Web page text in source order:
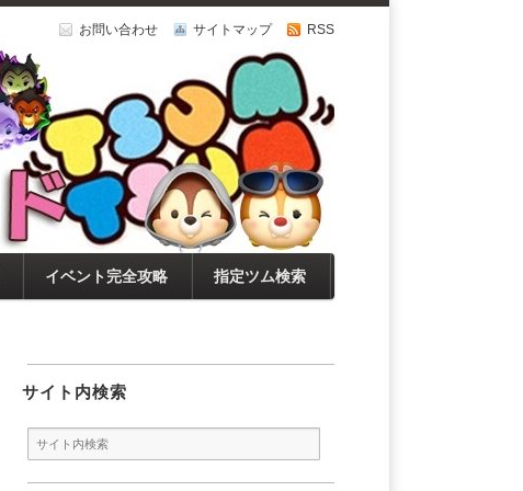
お問い合わせ サイトマップ RSS
イベント完全攻略 指定ツム検索
サイト内検索